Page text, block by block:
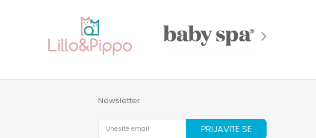
Newsletter
PRIJAVITE SE